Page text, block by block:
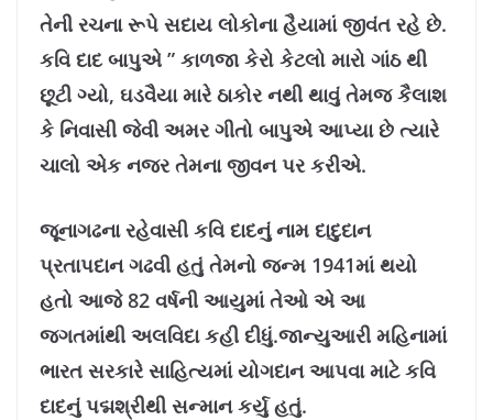
તેની રચના રૂપે સદાય લોકોના હૈયામાં જીવંત રહે છે.
કવિ દાદ બાપુએ ” કાળજા કેરો કેટલો મારો ગાંઠ થી
છૂટી ગ્યો, ઘડવૈયા મારે ઠાકોર નથી થાવું તેમજ કૈલાશ
કે નિવાસી જેવી અમર ગીતો બાપુએ આપ્યા છે ત્યારે
ચાલો એક નજર તેમના જીવન પર કરીએ.
જૂનાગઢના રહેવાસી કવિ દાદનું નામ દાદુદાન
પ્રતાપદાન ગઢવી હતું તેમનો જન્મ 1941માં થયો
હતો આજે 82 વર્ષની આયુમાં તેઓ એ આ
જગતમાંથી અલવિદા કહી દીધું.જાન્યુઆરી મહિનામાં
ભારત સરકારે સાહિત્યમાં યોગદાન આપવા માટે કવિ
દાદનું પદ્મશ્રીથી સન્માન કર્યુ હતું.